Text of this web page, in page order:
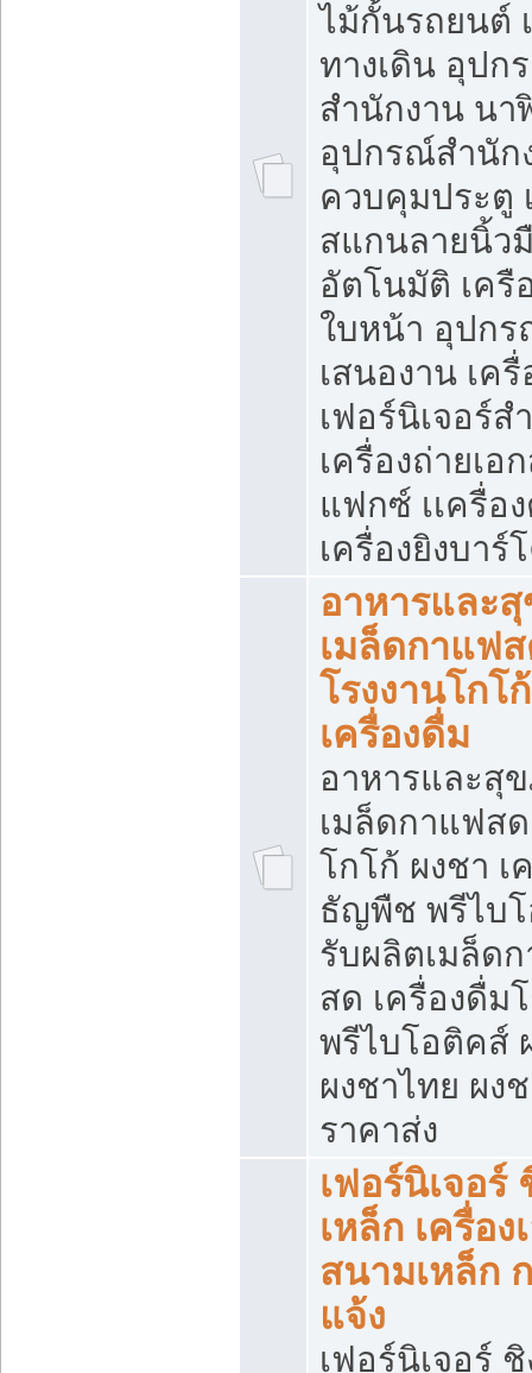
ไม้กั้นรถยนต์
ทางเดิน อุปก
สำนักงาน นา
อุปกรณ์สำนัก
ควบคุมประตู
สแกนลายนิ้ว
อัตโนมัติ เครื
ใบหน้า อุปก
เสนองาน เค
เฟอร์นิเจอร์ส
เครื่องถ่ายเอ
แฟกซ์ เเครื่อ
เครื่องยิงบาร์
อาหารและ
เมล็ดกาแฟ
โรงงานโกโ
เครื่องดื่ม
อาหารและสุ
เมล็ดกาแฟส
โกโก้ ผงชา เ
ธัญพืช พรีไบ
รับผลิตเมล็ด
สด เครื่องดื่ม
พรีไบโอติคส์
ผงชาไทย ผง
ราคาส่ง
เฟอร์นิเจอร์
เหล็ก เครื่อง
สนามเหล็ก
แจ้ง
เฟอร์นิเจอร์